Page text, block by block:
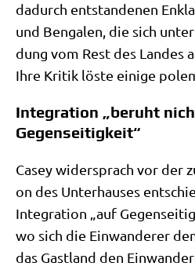
dadurch ent­stan­de­nen
und Ben­ga­len, die sich
dung vom Rest des Lan­des
Ihre Kri­tik löste eini­ge
Integration „beruht
Gegenseitigkeit“
Casey wider­sprach vor der
on des Unter­hau­ses
Inte­gra­ti­on „auf
wo sich die Ein­wan­de­rer
das Gast­land den